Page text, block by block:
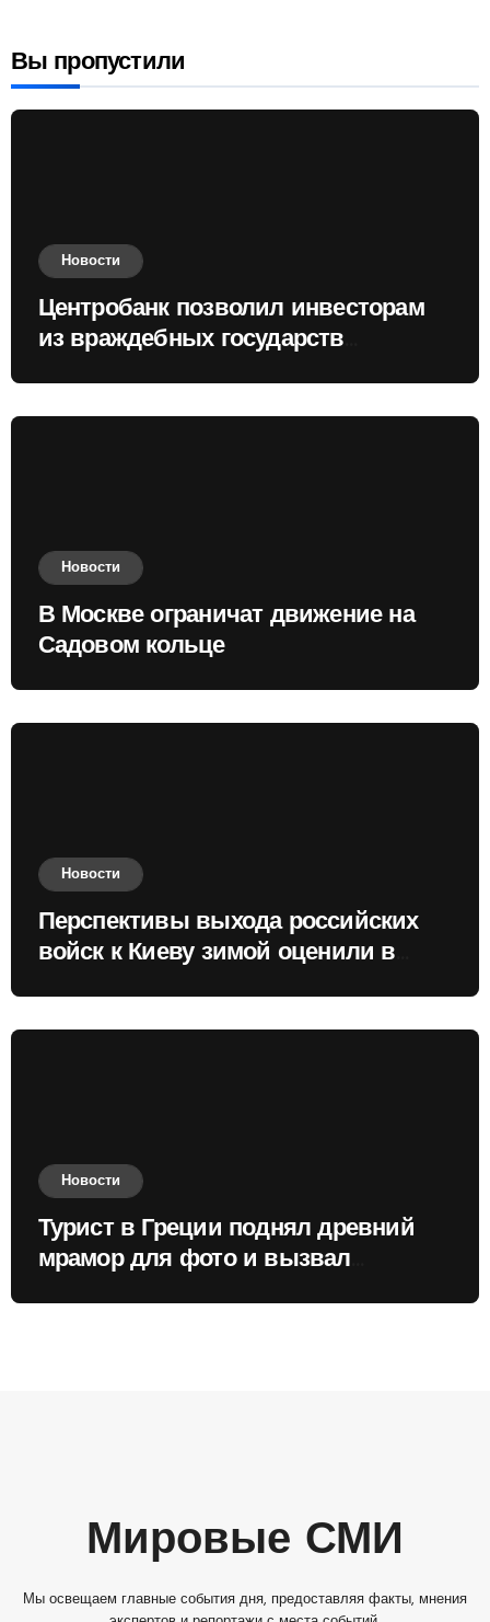
Вы пропустили
Новости
Центробанк позволил инвесторам
из враждебных государств
Новости
В Москве ограничат движение на
Садовом кольце
Новости
Перспективы выхода российских
войск к Киеву зимой оценили в
Новости
Турист в Греции поднял древний
мрамор для фото и вызвал
Мировые СМИ
Мы освещаем главные события дня, предоставляя факты, мнения